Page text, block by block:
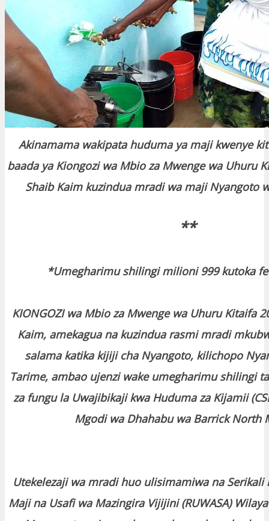
Akinamama wakipata huduma ya maji kwenye
baada ya Kiongozi wa Mbio za Mwenge wa Uhuru
Shaib Kaim kuzindua mradi wa maji Nyangoto
**
*Umegharimu shilingi milioni 999 kutoka
KIONGOZI wa Mbio za Mwenge wa Uhuru Kitaifa
Kaim, amekagua na kuzindua rasmi mradi
salama katika kijiji cha Nyangoto, kilichopo
Tarime, ambao ujenzi wake umegharimu shilingi
za fungu la Uwajibikaji kwa Huduma za Kijamii
Mgodi wa Dhahabu wa Barrick North
Utekelezaji wa mradi huo ulisimamiwa na Serikali
Maji na Usafi wa Mazingira Vijijini (RUWASA)